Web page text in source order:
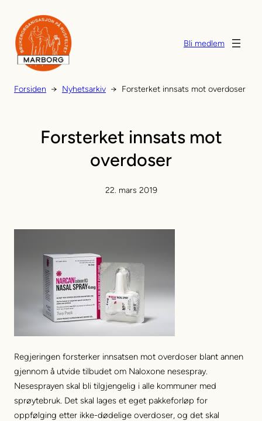
innhold
Bli medlem
Forsiden → Nyhetsarkiv → Forsterket innsats mot overdoser
Forsterket innsats mot
overdoser
22. mars 2019
Regjeringen forsterker innsatsen mot overdoser blant annen
gjennom å utvide tilbudet om Naloxone nesespray.
Nesesprayen skal bli tilgjengelig i alle kommuner med
sprøytebruk. Det skal lages et eget pakkeforløp for
oppfølging etter ikke-dødelige overdoser, og det skal